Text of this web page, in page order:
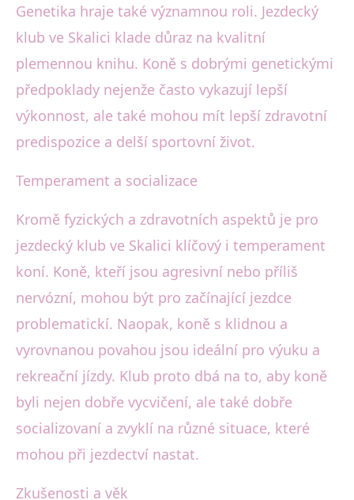
Genetika hraje také významnou roli. Jezdecký
klub ve Skalici klade důraz na kvalitní
plemennou knihu. Koně s dobrými genetickými
předpoklady nejenže často vykazují lepší
výkonnost, ale také mohou mít lepší zdravotní
predispozice a delší sportovní život.
Temperament a socializace
Kromě fyzických a zdravotních aspektů je pro
jezdecký klub ve Skalici klíčový i temperament
koní. Koně, kteří jsou agresivní nebo příliš
nervózní, mohou být pro začínající jezdce
problematickí. Naopak, koně s klidnou a
vyrovnanou povahou jsou ideální pro výuku a
rekreační jízdy. Klub proto dbá na to, aby koně
byli nejen dobře vycvičení, ale také dobře
socializovaní a zvyklí na různé situace, které
mohou při jezdectví nastat.
Zkušenosti a věk